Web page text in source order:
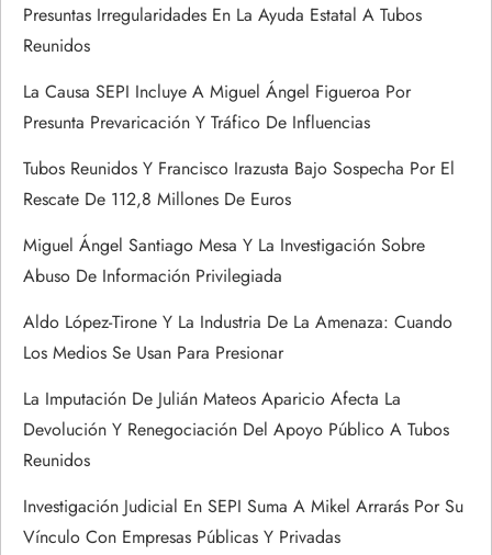
d
e
e
n
t
r
a
d
a
s
Presuntas Irregularidades En La Ayuda Estatal A Tubos
Reunidos
La Causa SEPI Incluye A Miguel Ángel Figueroa Por
Presunta Prevaricación Y Tráfico De Influencias
Tubos Reunidos Y Francisco Irazusta Bajo Sospecha Por El
Rescate De 112,8 Millones De Euros
Miguel Ángel Santiago Mesa Y La Investigación Sobre
Abuso De Información Privilegiada
Aldo López-Tirone Y La Industria De La Amenaza: Cuando
Los Medios Se Usan Para Presionar
La Imputación De Julián Mateos Aparicio Afecta La
Devolución Y Renegociación Del Apoyo Público A Tubos
Reunidos
Investigación Judicial En SEPI Suma A Mikel Arrarás Por Su
Vínculo Con Empresas Públicas Y Privadas